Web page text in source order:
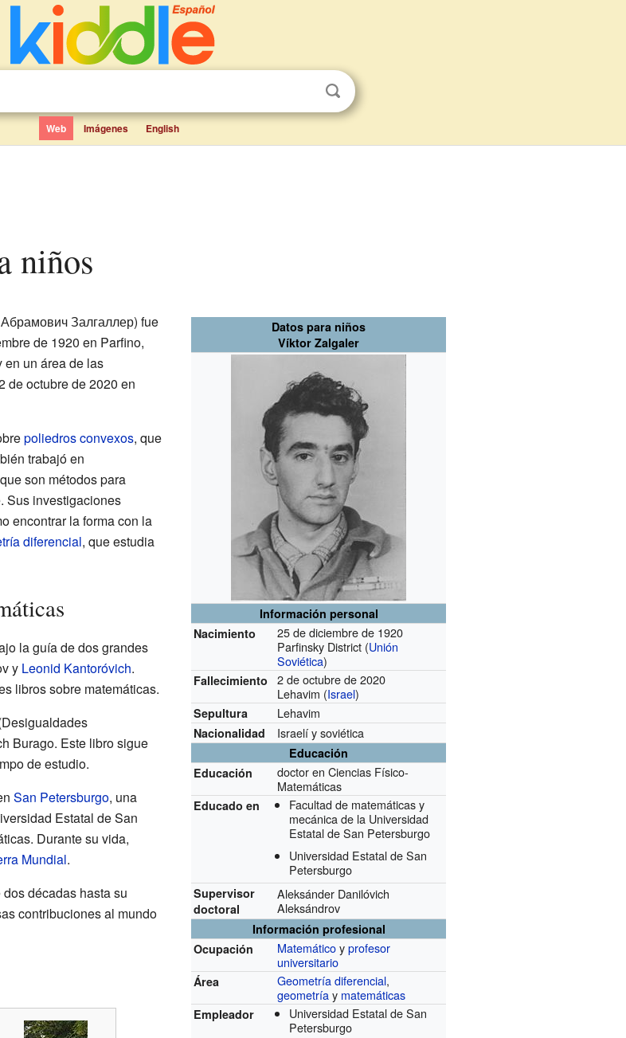
Web Imágenes English
niños
Datos para niños
Víktor Zalgaler
Información personal
Nacimiento
25 de diciembre de 1920
Parfinsky District (Unión
Soviética)
Fallecimiento
2 de octubre de 2020
Lehavim (Israel)
Sepultura Lehavim
Nacionalidad Israelí y soviética
Educación
Educación
doctor en Ciencias Físico-
Matemáticas
Educado en
Facultad de matemáticas y
mecánica de la Universidad
Estatal de San Petersburgo
Universidad Estatal de San
Petersburgo
Supervisor
doctoral
Aleksánder Danilóvich
Aleksándrov
Información profesional
Ocupación
Matemáticoyprofesor
universitario
Área Geometría diferencial,
geometríay matemáticas
Empleador
Universidad Estatal de San
Petersburgo
Залгаллер) fue
de 1920 en Parfino,
un área de las
de octubre de 2020 en
poliedros convexos, que
trabajó en
son métodos para
Sus investigaciones
encontrar la forma con la
diferencial, que estudia
la guía de dos grandes
y Leonid Kantoróvich.
libros sobre matemáticas.
Burago. Este libro sigue
de estudio.
San Petersburgo, una
Estatal de San
Durante su vida,
Mundial.
décadas hasta su
contribuciones al mundo